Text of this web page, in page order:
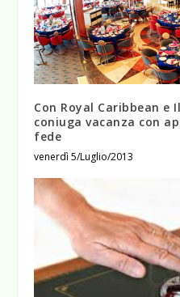
Con Royal Caribbean
coniuga vacanza con
fede
venerdì 5/Luglio/2013